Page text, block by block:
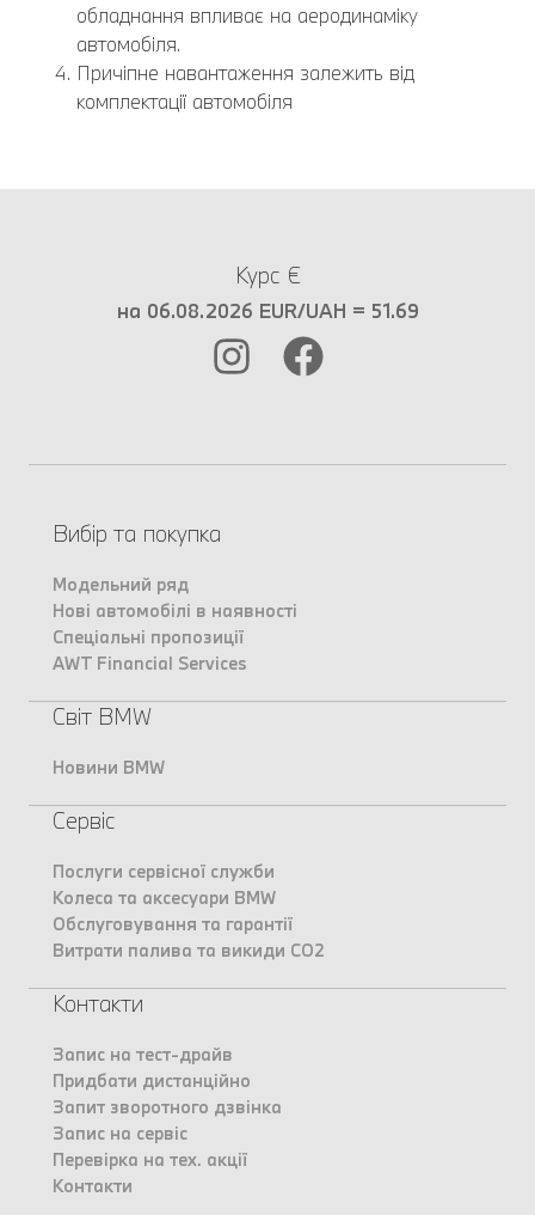
обладнання впливає на аеродинаміку
автомобіля.
Причіпне навантаження залежить від
комплектації автомобіля
Курс €
на 06.08.2026 EUR/UAH = 51.69
Вибір та покупка
Модельний ряд
Нові автомобілі в наявності
Спеціальні пропозиції
AWT Financial Services
Світ BMW
Новини BMW
Сервіс
Послуги сервісної служби
Колеса та аксесуари BMW
Обслуговування та гарантії
Витрати палива та викиди CO2
Контакти
Запис на тест-драйв
Придбати дистанційно
Запит зворотного дзвінка
Запис на сервіс
Перевірка на тех. акції
Контакти